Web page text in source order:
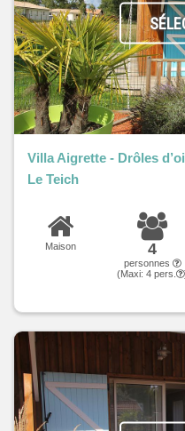
Villa Aigrette - Drôles
Le Teich
Maison 4
personnes
(Maxi: 4 pers.